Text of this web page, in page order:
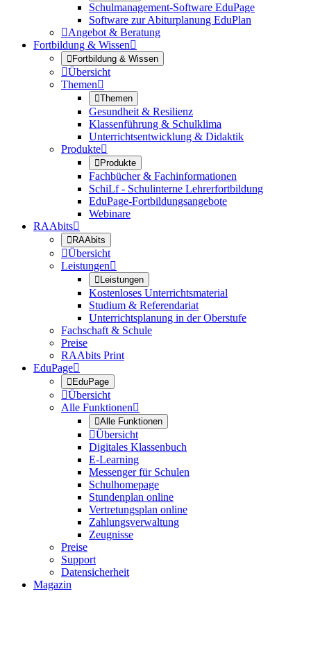
Schulmanagement-Software EduPage
Software zur Abiturplanung EduPlan
Angebot & Beratung
Fortbildung & Wissen
Fortbildung & Wissen
Übersicht
Themen
Themen
Gesundheit & Resilienz
Klassenführung & Schulklima
Unterrichtsentwicklung & Didaktik
Produkte
Produkte
Fachbücher & Fachinformationen
SchiLf - Schulinterne Lehrerfortbildung
EduPage-Fortbildungsangebote
Webinare
RAAbits
RAAbits
Übersicht
Leistungen
Leistungen
Kostenloses Unterrichtsmaterial
Studium & Referendariat
Unterrichtsplanung in der Oberstufe
Fachschaft & Schule
Preise
RAAbits Print
EduPage
EduPage
Übersicht
Alle Funktionen
Alle Funktionen
Übersicht
Digitales Klassenbuch
E-Learning
Messenger für Schulen
Schulhomepage
Stundenplan online
Vertretungsplan online
Zahlungsverwaltung
Zeugnisse
Preise
Support
Datensicherheit
Magazin